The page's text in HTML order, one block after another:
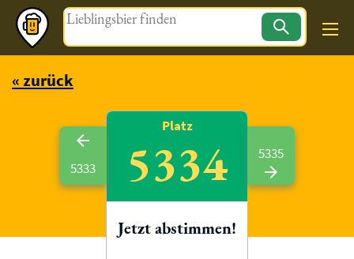
Magazin
« zurück
5333
Platz
5334
Jetzt abstimmen!
5335